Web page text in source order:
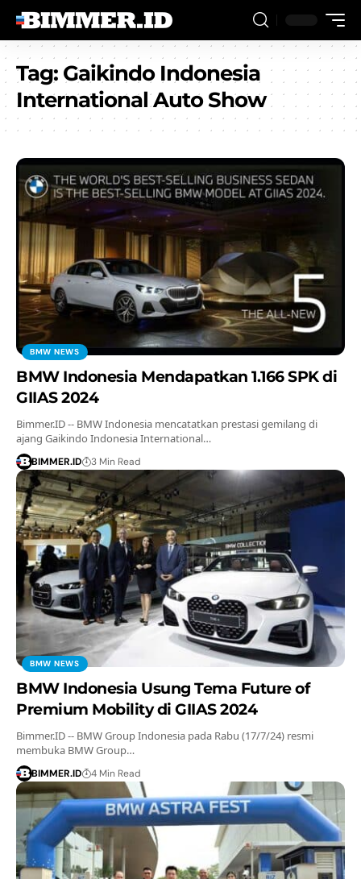
Tag: Gaikindo Indonesia
International Auto Show
BMW NEWS
BMW Indonesia Mendapatkan 1.166 SPK di
GIIAS 2024
Bimmer.ID -- BMW Indonesia mencatatkan prestasi gemilang di
ajang Gaikindo Indonesia International…
BIMMER.ID 3 Min Read
BMW NEWS
BMW Indonesia Usung Tema Future of
Premium Mobility di GIIAS 2024
Bimmer.ID -- BMW Group Indonesia pada Rabu (17/7/24) resmi
membuka BMW Group…
BIMMER.ID 4 Min Read